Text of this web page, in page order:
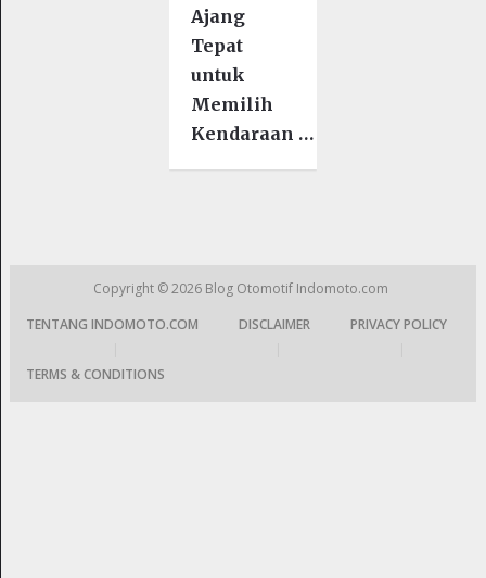
Ajang
Tepat
untuk
Memilih
Kendaraan …
Copyright © 2026 Blog Otomotif Indomoto.com
TENTANG INDOMOTO.COM
DISCLAIMER
PRIVACY POLICY
TERMS & CONDITIONS